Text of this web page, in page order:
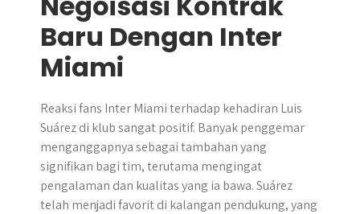
Reaksi fans Inter Miami terhadap kehadiran Luis
Suárez di klub sangat positif. Banyak penggemar
menganggapnya sebagai tambahan yang
signifikan bagi tim, terutama mengingat
pengalaman dan kualitas yang ia bawa. Suárez
telah menjadi favorit di kalangan pendukung, yang